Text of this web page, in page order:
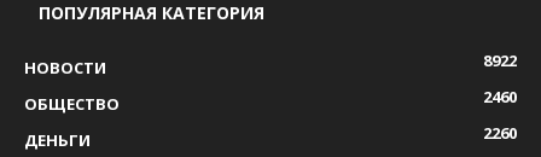
ПОПУЛЯРНАЯ КАТЕГОРИЯ
НОВОСТИ
8922
ОБЩЕСТВО
2460
ДЕНЬГИ
2260